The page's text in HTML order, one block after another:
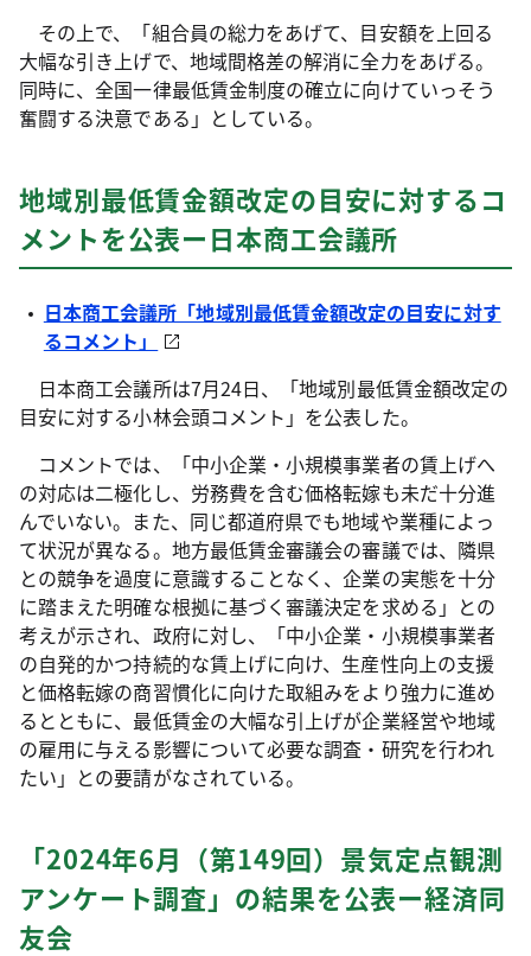
その上で、「組合員の総力をあげて、目安額を上回る
大幅な引き上げで、地域間格差の解消に全力をあげる。
同時に、全国一律最低賃金制度の確立に向けていっそう
奮闘する決意である」としている。
地域別最低賃金額改定の目安に対するコ
メントを公表ー日本商工会議所
日本商工会議所「地域別最低賃金額改定の目安に対す
るコメント」
日本商工会議所は7月24日、「地域別最低賃金額改定の
目安に対する小林会頭コメント」を公表した。
コメントでは、「中小企業・小規模事業者の賃上げへ
の対応は二極化し、労務費を含む価格転嫁も未だ十分進
んでいない。また、同じ都道府県でも地域や業種によっ
て状況が異なる。地方最低賃金審議会の審議では、隣県
との競争を過度に意識することなく、企業の実態を十分
に踏まえた明確な根拠に基づく審議決定を求める」との
考えが示され、政府に対し、「中小企業・小規模事業者
の自発的かつ持続的な賃上げに向け、生産性向上の支援
と価格転嫁の商習慣化に向けた取組みをより強力に進め
るとともに、最低賃金の大幅な引上げが企業経営や地域
の雇用に与える影響について必要な調査・研究を行われ
たい」との要請がなされている。
「2024年6月（第149回）景気定点観測
アンケート調査」の結果を公表ー経済同
友会